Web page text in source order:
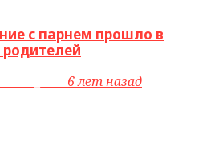
с парнем прошло в
родителей
6 лет назад